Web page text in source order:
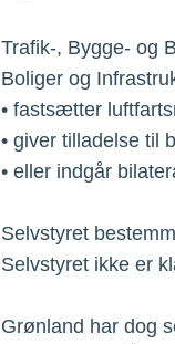
Trafik-, Bygge- og
Boliger og
• fastsætter
• giver tilladelse til
• eller indgår
Selvstyret
Selvstyret ikke er
Grønland har dog